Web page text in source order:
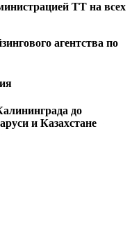
ТТ на всех
до
и Казахстане